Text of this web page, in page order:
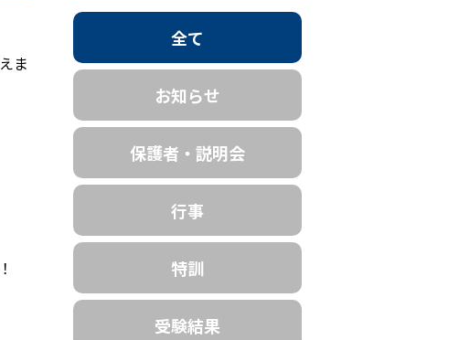
ま
全て
お知らせ
保護者・説明会
行事
特訓
受験結果